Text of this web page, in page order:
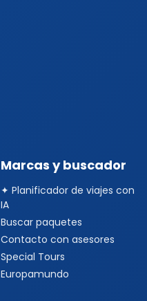
Marcas y buscador
✦ Planificador de viajes con
IA
Buscar paquetes
Contacto con asesores
Special Tours
Europamundo